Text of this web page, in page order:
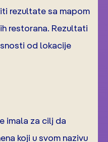
rezultate sa mapom
restorana. Rezultati
od lokacije
imala za cilj da
koji u svom nazivu